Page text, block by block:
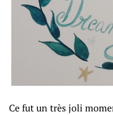
Ce fut un très joli